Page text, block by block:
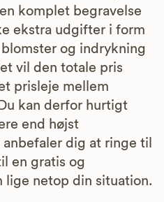
komplet begravelse
ekstra udgifter i form
og indrykning
vil den totale pris
prisleje mellem
kan derfor hurtigt
end højst
dig at ringe til
en gratis og
lige netop din situation.